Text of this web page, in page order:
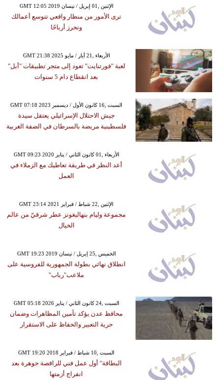
GMT 12:05 2019 الإثنين ,01 إبريل / نيسان
ترى الأمور من منظار واقعي تتوسع أعمالك
وتحرز أرباحًا
GMT 21:38 2025 الأربعاء ,21 أيار / مايو
لعبة "فورتنايت" تعود إلى متجر تطبيقات "أبل"
بعد انقطاع دام 5 سنوات
GMT 07:18 2023 السبت ,16 كانون الأول / ديسمبر
جيش الاحتلال الإسرائيلي يعتقل سيدة
فلسطينية مريضة بالسرطان في الضفة الغربية
GMT 09:23 2020 الأربعاء ,01 كانون الثاني / يناير
أعد النظر في طريقة تعاطيك مع الزملاء في
العمل
GMT 23:14 2021 الإثنين ,22 شباط / فبراير
مجموعة وليام بنهاليغونز عطر شرقيّ من عالم
الخيال
GMT 19:23 2019 الخميس ,25 إبريل / نيسان
انطلاق نهائي بطولة الجمهورية للفروسية على
ملاعب"رباب"
GMT 05:18 2026 السبت ,24 كانون الثاني / يناير
محافظ عدن يؤكد تأمين المظاهرات وضمان
حرية التعبير والحفاظ على الاستقرار
GMT 19:20 2018 السبت ,10 شباط / فبراير
البطاقة" أول عمل فني للراقصة جوهرة بعد
انفراج أزمتها